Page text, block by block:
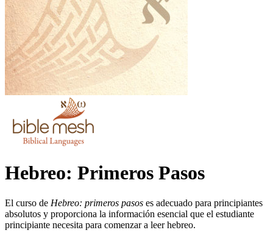
Hebreo: Primeros Pasos
El curso de Hebreo: primeros pasos es adecuado para principiantes
absolutos y proporciona la información esencial que el estudiante
principiante necesita para comenzar a leer hebreo.